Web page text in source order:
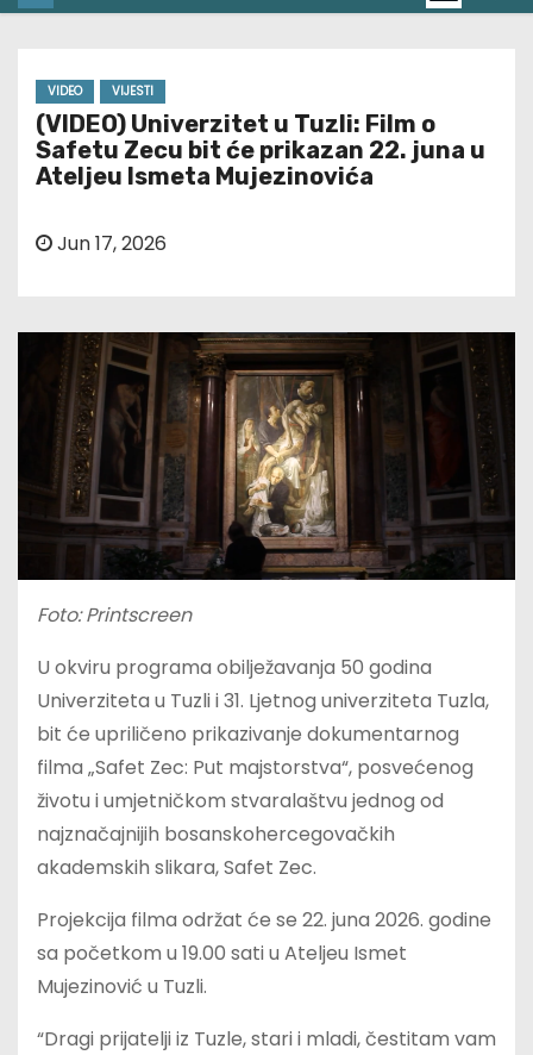
VIDEO VIJESTI
(VIDEO) Univerzitet u Tuzli: Film o
Safetu Zecu bit će prikazan 22. juna u
Ateljeu Ismeta Mujezinovića
Jun 17, 2026
Foto: Printscreen
U okviru programa obilježavanja 50 godina
Univerziteta u Tuzli i 31. Ljetnog univerziteta Tuzla,
bit će upriličeno prikazivanje dokumentarnog
filma „Safet Zec: Put majstorstva“, posvećenog
životu i umjetničkom stvaralaštvu jednog od
najznačajnijih bosanskohercegovačkih
akademskih slikara, Safet Zec.
Projekcija filma održat će se 22. juna 2026. godine
sa početkom u 19.00 sati u Ateljeu Ismet
Mujezinović u Tuzli.
“Dragi prijatelji iz Tuzle, stari i mladi, čestitam vam